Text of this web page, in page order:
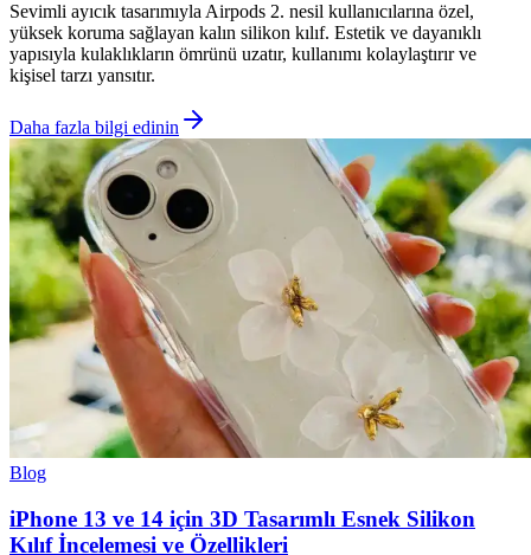
Sevimli ayıcık tasarımıyla Airpods 2. nesil kullanıcılarına özel,
yüksek koruma sağlayan kalın silikon kılıf. Estetik ve dayanıklı
yapısıyla kulaklıkların ömrünü uzatır, kullanımı kolaylaştırır ve
kişisel tarzı yansıtır.
Daha fazla bilgi edinin
Blog
iPhone 13 ve 14 için 3D Tasarımlı Esnek Silikon
Kılıf İncelemesi ve Özellikleri